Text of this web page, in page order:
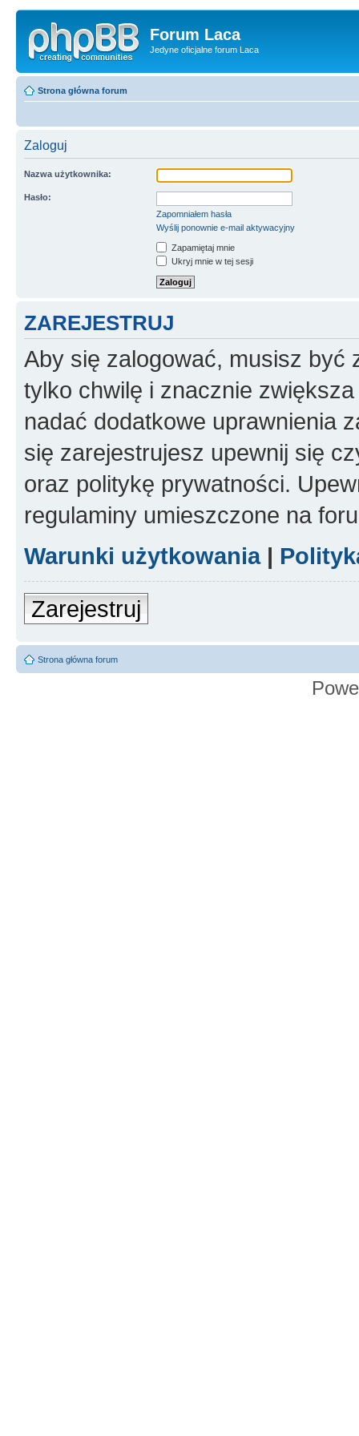
Forum Laca
Jedyne oficjalne forum Laca
Strona główna forum
Zaloguj
Nazwa użytkownika:
Hasło:
Zapomniałem hasła
Wyślij ponownie e-mail aktywacyjny
Zapamiętaj mnie
Ukryj mnie w tej sesji
ZAREJESTRUJ
Aby się zalogować, musisz być
tylko chwilę i znacznie
nadać dodatkowe uprawnienia
się zarejestrujesz upewnij się
oraz politykę prywatności.
regulaminy umieszczone na
Warunki użytkowania|
Zarejestruj
Strona główna forum